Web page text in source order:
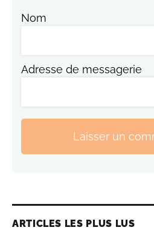
Nom
Adresse de messagerie
Laisser un
ARTICLES LES PLUS LUS